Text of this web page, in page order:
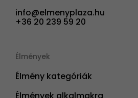
info@elmenyplaza.hu
+36 20 239 59 20
Élmények
Élmény kategóriák